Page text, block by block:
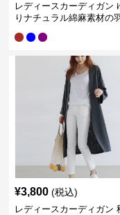
レディースカーディガン
りナチュラル綿麻素材の
¥3,800 (税込)
レディースカーディガン